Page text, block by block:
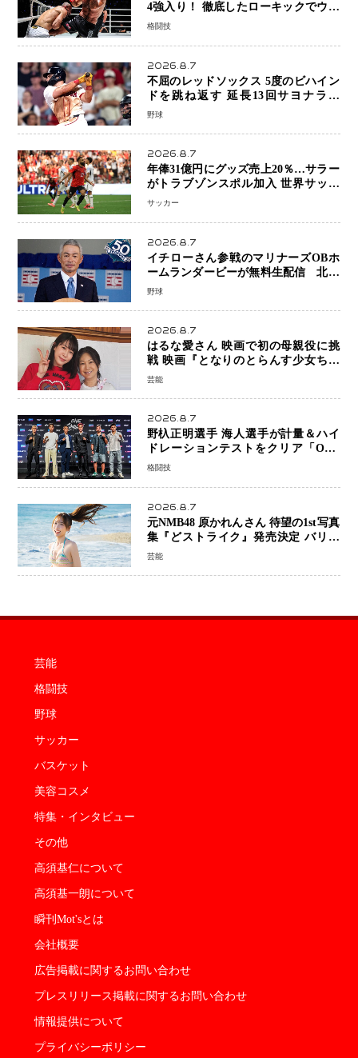
4強入り！ 徹底したローキックでウス
ビャンを攻略、判定勝利
格闘技
2026.8.7
不屈のレッドソックス 5度のビハイン
ドを跳ね返す 延長13回サヨナラ勝
ち 吉田正尚選手も2安打1打点で貢献 4
野球
2026.8.7
年俸31億円にグッズ売上20％…サラー
がトラブゾンスポル加入 世界サッカ
ーは「五大リーグ一強」から新時代へ
サッカー
2026.8.7
イチローさん参戦のマリナーズOBホ
ームランダービーが無料生配信 北米
ならではの“魅せる興行”に世界が注目
野球
2026.8.7
はるな愛さん 映画で初の母親役に挑
戦 映画『となりのとらんす少女ちゃ
ん』11月7日公開 未来の自分との対話
芸能
2026.8.7
野杁正明選手 海人選手が計量＆ハイ
ドレーションテストをクリア「ONE
SAMURAI 2」決戦へ万全の準備整う
格闘技
2026.8.7
元NMB48 原かれんさん 待望の1st写真
集『どストライク』発売決定 バリで
魅せる25歳の新境地
芸能
芸能
格闘技
野球
サッカー
バスケット
美容コスメ
特集・インタビュー
その他
高須基仁について
高須基一朗について
瞬刊Mot'sとは
会社概要
広告掲載に関するお問い合わせ
プレスリリース掲載に関するお問い合わせ
情報提供について
プライバシーポリシー